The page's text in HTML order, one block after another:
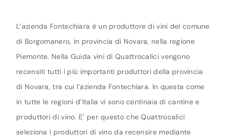
L’azienda Fontechiara è un produttore di vini del comune
di Borgomanero, in provincia di Novara, nella regione
Piemonte. Nella Guida vini di Quattrocalici vengono
recensiti tutti i più importanti produttori della provincia
di Novara, tra cui l’azienda Fontechiara. In questa come
in tutte le regioni d’Italia vi sono centinaia di cantine e
produttori di vino. E’ per questo che Quattrocalici
seleziona i produttori di vino da recensire mediante